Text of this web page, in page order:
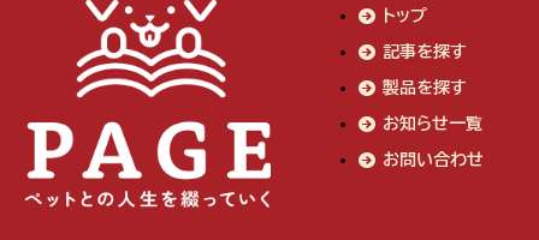
トップ
記事を探す
製品を探す
お知らせ一覧
お問い合わせ